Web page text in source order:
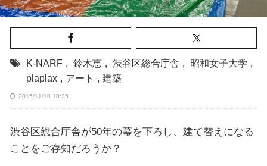
K-NARF , 鈴木恵 , 渋谷区総合庁舎 , 昭和女子大学 ,
plaplax , アート , 建築
2015/11/10 10:35
渋谷区総合庁舎が50年の幕を下ろし、建て替えになる
ことをご存知だろうか？